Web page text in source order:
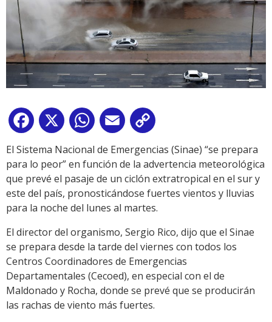
Facebook
X WhatsApp
Email
Link
El Sistema Nacional de Emergencias (Sinae) “se prepara
para lo peor” en función de la advertencia meteorológica
que prevé el pasaje de un ciclón extratropical en el sur y
este del país, pronosticándose fuertes vientos y lluvias
para la noche del lunes al martes.
El director del organismo, Sergio Rico, dijo que el Sinae
se prepara desde la tarde del viernes con todos los
Centros Coordinadores de Emergencias
Departamentales (Cecoed), en especial con el de
Maldonado y Rocha, donde se prevé que se producirán
las rachas de viento más fuertes.